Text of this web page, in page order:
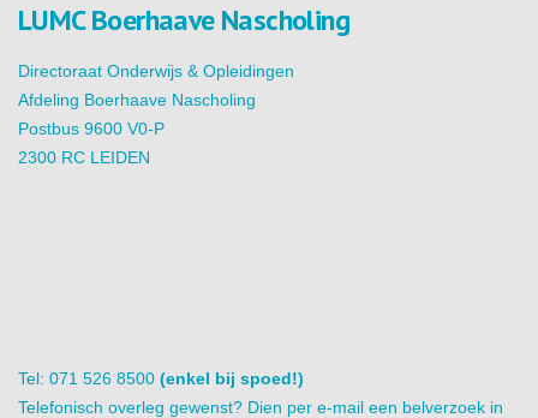
LUMC Boerhaave Nascholing
Directoraat Onderwijs & Opleidingen
Afdeling Boerhaave Nascholing
Postbus 9600 V0-P
2300 RC LEIDEN
Tel: 071 526 8500 (enkel bij spoed!)
Telefonisch overleg gewenst? Dien per e-mail een belverzoek in